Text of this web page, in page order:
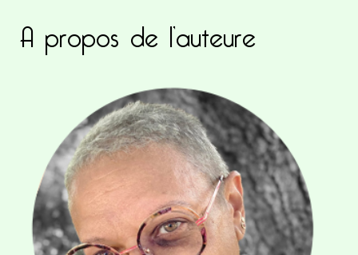
A propos de l’auteure